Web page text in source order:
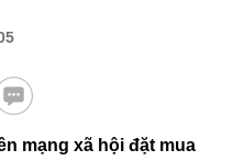
mạng xã hội đặt mua